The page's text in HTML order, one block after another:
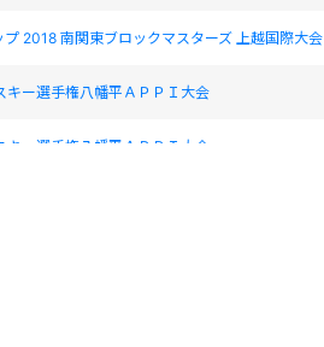
2018 南関東ブロックマスターズ 上越国際大会
キー選手権八幡平ＡＰＰＩ大会
ー選手権八幡平ＡＰＰＩ大会